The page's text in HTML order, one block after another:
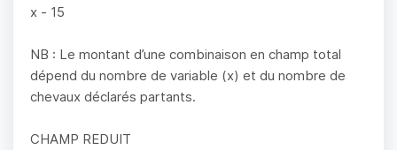
x - 15
NB : Le montant d’une combinaison en champ total
dépend du nombre de variable (x) et du nombre de
chevaux déclarés partants.
CHAMP REDUIT